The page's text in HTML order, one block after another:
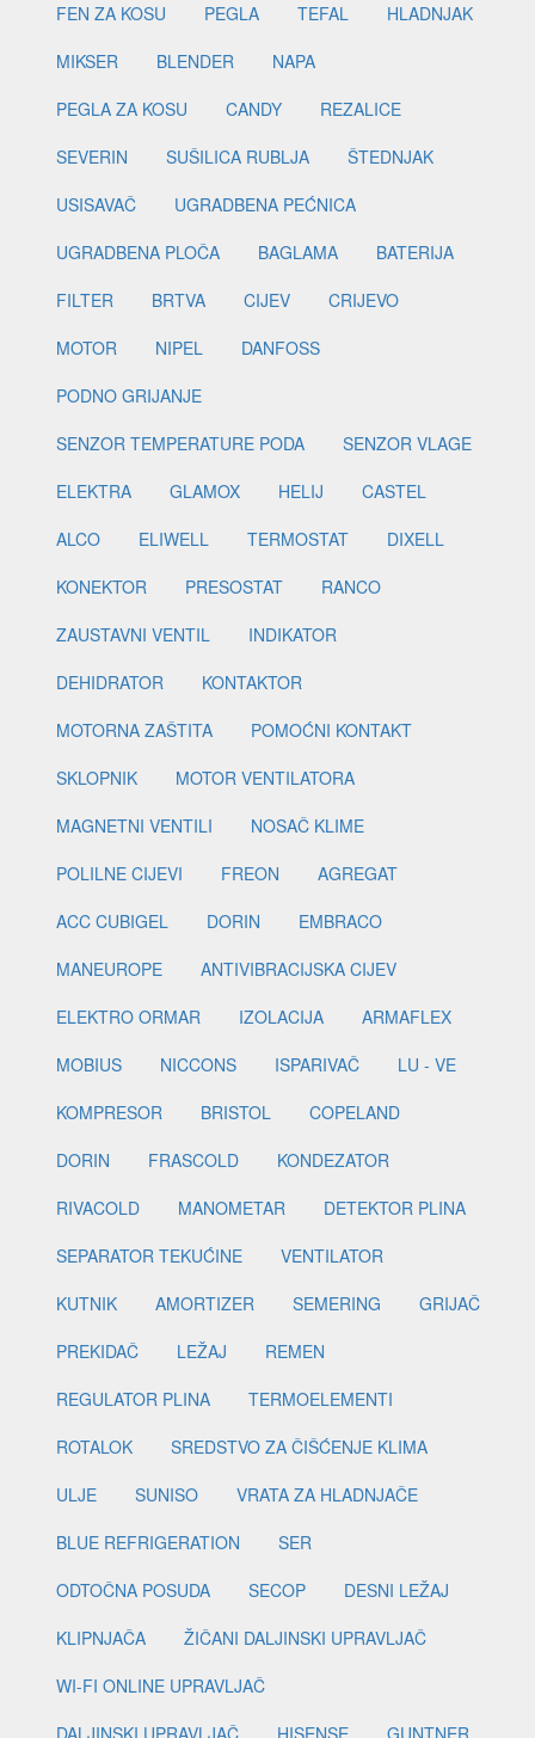
FEN ZA KOSU
PEGLA TEFAL
HLADNJAK
MIKSER
BLENDER
NAPA
PEGLA ZA KOSU
CANDY
REZALICE
SEVERIN
SUŠILICA RUBLJA
ŠTEDNJAK
USISAVAČ
UGRADBENA PEĆNICA
UGRADBENA PLOČA
BAGLAMA
BATERIJA
FILTER
BRTVA CIJEV
CRIJEVO
MOTOR
NIPEL
DANFOSS
PODNO GRIJANJE
SENZOR TEMPERATURE PODA
SENZOR VLAGE
ELEKTRA
GLAMOX HELIJ
CASTEL
ALCO
ELIWELL TERMOSTAT
DIXELL
KONEKTOR
PRESOSTAT
RANCO
ZAUSTAVNI VENTIL
INDIKATOR
DEHIDRATOR
KONTAKTOR
MOTORNA ZAŠTITA
POMOĆNI KONTAKT
SKLOPNIK
MOTOR VENTILATORA
MAGNETNI VENTILI
NOSAČ KLIME
POLILNE CIJEVI
FREON
AGREGAT
ACC CUBIGEL
DORIN
EMBRACO
MANEUROPE
ANTIVIBRACIJSKA CIJEV
ELEKTRO ORMAR
IZOLACIJA
ARMAFLEX
MOBIUS
NICCONS ISPARIVAČ
LU - VE
KOMPRESOR
BRISTOL
COPELAND
DORIN
FRASCOLD
KONDEZATOR
RIVACOLD
MANOMETAR
DETEKTOR PLINA
SEPARATOR TEKUĆINE
VENTILATOR
KUTNIK
AMORTIZER SEMERING
GRIJAČ
PREKIDAČ
LEŽAJ
REMEN
REGULATOR PLINA
TERMOELEMENTI
ROTALOK
SREDSTVO ZA ČIŠĆENJE KLIMA
ULJE
SUNISO
VRATA ZA HLADNJAČE
BLUE REFRIGERATION
SER
ODTOČNA POSUDA
SECOP
DESNI LEŽAJ
KLIPNJAČA
ŽIČANI DALJINSKI UPRAVLJAČ
WI-FI ONLINE UPRAVLJAČ